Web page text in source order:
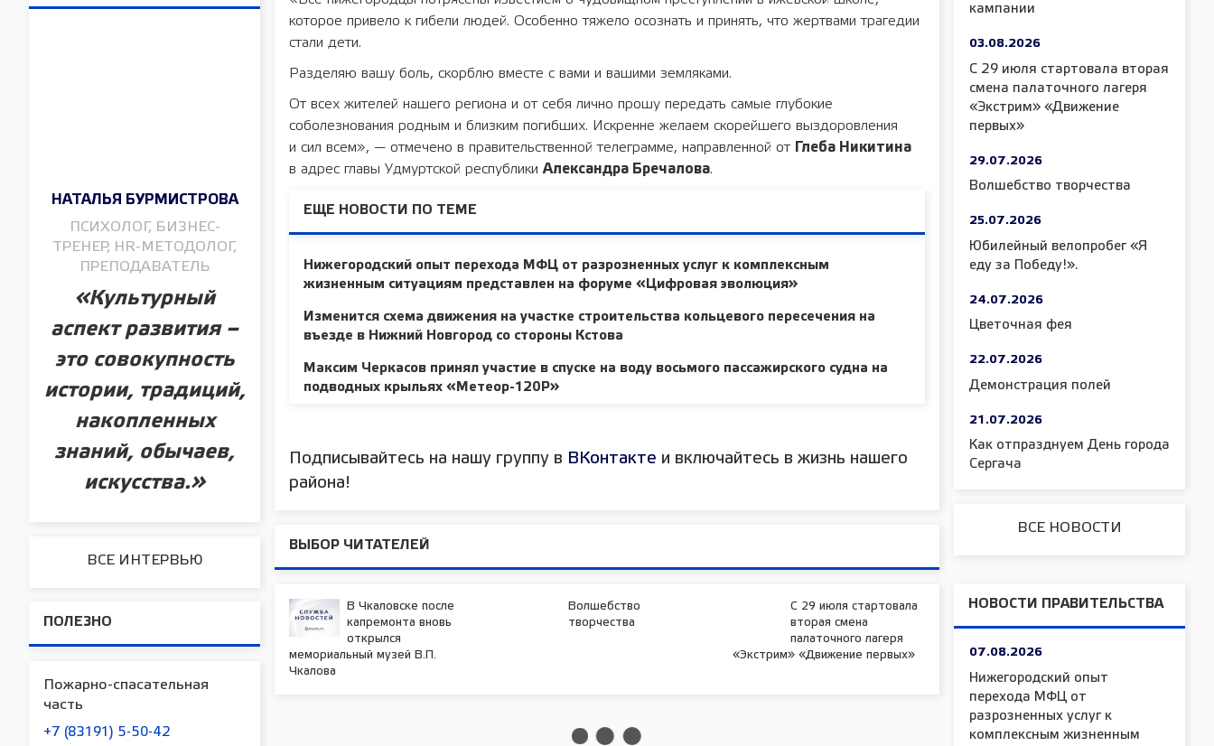
НАТАЛЬЯ БУРМИСТРОВА
ПСИХОЛОГ, БИЗНЕС-
ТРЕНЕР, HR-МЕТОДОЛОГ,
ПРЕПОДАВАТЕЛЬ
«Культурный
аспект развития –
это совокупность
истории, традиций,
накопленных
знаний, обычаев,
искусства.»
ВСЕ ИНТЕРВЬЮ
ПОЛЕЗНО
Пожарно-спасательная
часть
+7 (83191) 5-50-42
которое привело к гибели людей. Особенно тяжело осознать и принять, что жертвами трагедии
стали дети.
Разделяю вашу боль, скорблю вместе с вами и вашими земляками.
От всех жителей нашего региона и от себя лично прошу передать самые глубокие
соболезнования родным и близким погибших. Искренне желаем скорейшего выздоровления
и сил всем», — отмечено в правительственной телеграмме, направленной от
Глеба Никитина
в адрес главы Удмуртской республикиАлександра Бречалова.
ЕЩЕ НОВОСТИ ПО ТЕМЕ
Нижегородский опыт перехода МФЦ от разрозненных услуг к комплексным
жизненным ситуациям представлен на форуме «Цифровая эволюция»
Изменится схема движения на участке строительства кольцевого пересечения на
въезде в Нижний Новгород со стороны Кстова
Максим Черкасов принял участие в спуске на воду восьмого пассажирского судна на
подводных крыльях «Метеор-120Р»
Подписывайтесь на нашу группу в ВКонтакте и включайтесь в жизнь нашего
района!
ВЫБОР ЧИТАТЕЛЕЙ
В Чкаловске после
капремонта вновь
открылся
мемориальный музей В.П.
Чкалова
Волшебство
творчества
С 29 июля стартовала
вторая смена
палаточного лагеря
«Экстрим» «Движение первых»
кампании
03.08.2026
С 29 июля стартовала вторая
смена палаточного лагеря
«Экстрим» «Движение
первых»
29.07.2026
Волшебство творчества
25.07.2026
Юбилейный велопробег «Я
еду за Победу!».
24.07.2026
Цветочная фея
22.07.2026
Демонстрация полей
21.07.2026
Как отпразднуем День города
Сергача
ВСЕ НОВОСТИ
НОВОСТИ ПРАВИТЕЛЬСТВА
07.08.2026
Нижегородский опыт
перехода МФЦ от
разрозненных услуг к
комплексным жизненным